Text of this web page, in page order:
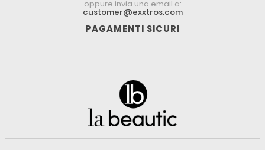
oppure invia una email a:
customer@exxtros.com
PAGAMENTI SICURI